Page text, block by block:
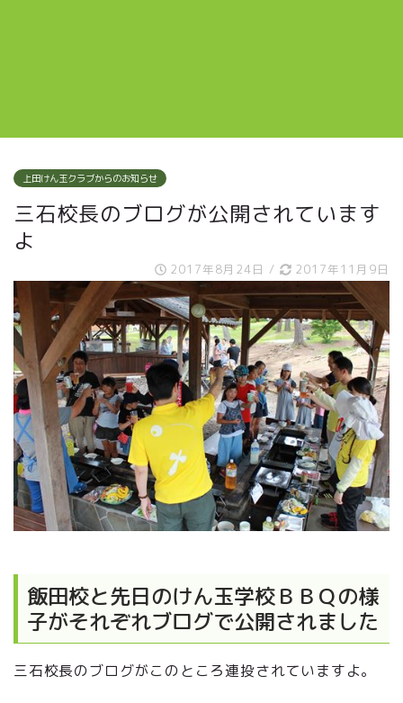
上田けん玉クラブからのお知らせ
三石校長のブログが公開されています
よ
2017年8月24日 / 2017年11月9日
飯田校と先日のけん玉学校ＢＢＱの様
子がそれぞれブログで公開されました
三石校長のブログがこのところ連投されていますよ。